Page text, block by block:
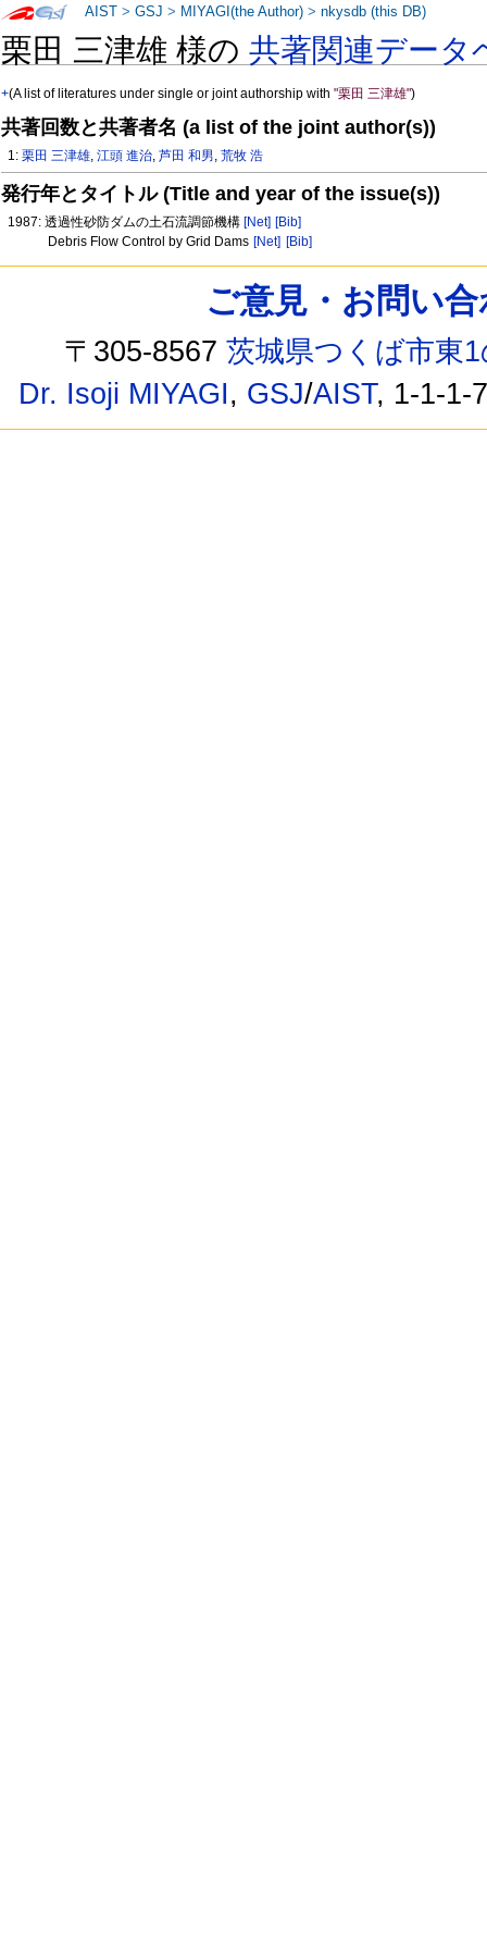
栗田 三津雄 様の共著関連データ
+(A list of literatures under single or joint authorship with"栗田 三津雄")
共著回数と共著者名 (a list of the joint author(s))
1:栗田 三津雄,江頭 進治,芦田 和男,荒牧 浩
発行年とタイトル (Title and year of the issue(s))
1987: 透過性砂防ダムの土石流調節機構 [Net] [Bib]
Debris Flow Control by Grid Dams [Net] [Bib]
AIST >GSJ > MIYAGI(the Author) >nkysdb (this DB)
ご意見・お問い
〒305-8567茨城県つくば市東
Dr. Isoji MIYAGI, GSJ/AIST, 1-1-1-